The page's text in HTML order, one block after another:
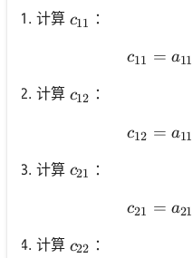
计算 c_{11}
c11 ：
c11 = a11
计算 c_{12}
c12 ：
c12 = a11
计算 c_{21}
c21 ：
c21 = a21
计算 c_{22}
c22 ：